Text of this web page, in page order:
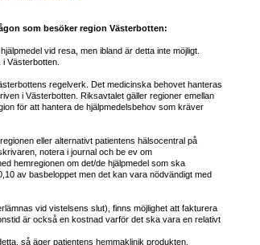
som besöker region Västerbotten:
vid resa, men ibland är detta inte möjligt.
Västerbotten.
regelverk. Det medicinska behovet hanteras
i Västerbotten. Riksavtalet gäller regioner emellan
för att hantera de hjälpmedelsbehov som kräver
eller alternativt patientens hälsocentral på
notera i journal och be ev om
hemregionen om det/de hjälpmedel som ska
av basbeloppet men det kan vara nödvändigt med
vid vistelsens slut), finns möjlighet att fakturera
är också en kostnad varför det ska vara en relativt
så äger patientens hemmaklinik produkten.